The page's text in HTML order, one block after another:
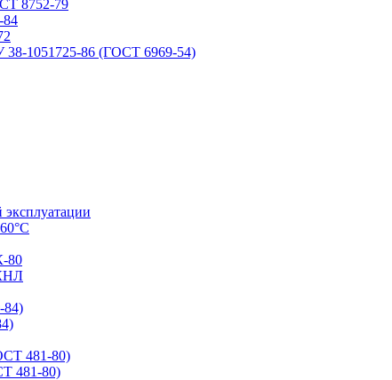
8752-79
1051725-86 (ГОСТ 6969-54)
80
481-80)
481-80)